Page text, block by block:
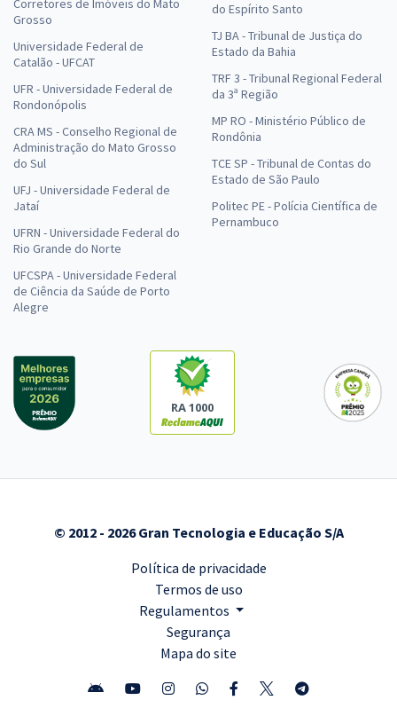
Corretores de Imóveis do Mato
Grosso
Universidade Federal de
Catalão - UFCAT
UFR - Universidade Federal de
Rondonópolis
CRA MS - Conselho Regional de
Administração do Mato Grosso
do Sul
UFJ - Universidade Federal de
Jataí
UFRN - Universidade Federal do
Rio Grande do Norte
UFCSPA - Universidade Federal
de Ciência da Saúde de Porto
Alegre
do Espírito Santo
TJ BA - Tribunal de Justiça do
Estado da Bahia
TRF 3 - Tribunal Regional Federal
da 3ª Região
MP RO - Ministério Público de
Rondônia
TCE SP - Tribunal de Contas do
Estado de São Paulo
Politec PE - Polícia Científica de
Pernambuco
RA 1000
© 2012 - 2026 Gran Tecnologia e Educação S/A
Política de privacidade
Termos de uso
Regulamentos
Segurança
Mapa do site